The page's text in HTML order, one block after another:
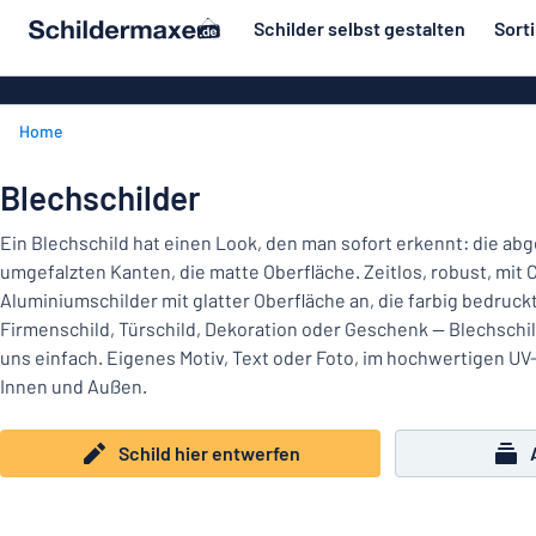
springen Schilder selbst gestalten
Herstellung
Haus und Heim
Kennzeichnung
Namensschilder
Aufkleber
Verkehr und Fahrzeuge
Industrie und Fertigung
Büro & Arbeitsplatz
Holzschilder
Roll-Up
Plakate
Unsere
Bestseller
Material
Herstellung
Haus
und
Kennzeichnung
zum
entwerfen
Home
Blechschilder
Ein Blechschild hat einen Look, den man sofort erkennt: die
umgefalzten Kanten, die matte Oberfläche. Zeitlos, robust, mit
Aluminiumschilder mit glatter Oberfläche an, die farbig
Firmenschild, Türschild, Dekoration oder Geschenk —
uns einfach. Eigenes Motiv, Text oder Foto, im hochwertigen
Innen und Außen.
Schild hier entwerfen